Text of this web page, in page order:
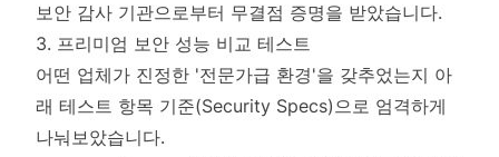
보안 감사 기관으로부터 무결점 증명을 받았습니다.
3. 프리미엄 보안 성능 비교 테스트
어떤 업체가 진정한 '전문가급 환경'을 갖추었는지 아
래 테스트 항목 기준(Security Specs)으로 엄격하게
나눠보았습니다.